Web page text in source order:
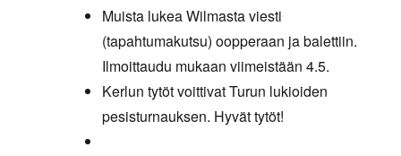
Muista lukea Wilmasta viesti
(tapahtumakutsu) oopperaan ja balettiin.
Ilmoittaudu mukaan viimeistään 4.5.
Kerlun tytöt voittivat Turun lukioiden
pesisturnauksen. Hyvät tytöt!